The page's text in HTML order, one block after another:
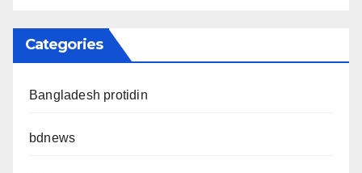
Categories
Bangladesh protidin
bdnews